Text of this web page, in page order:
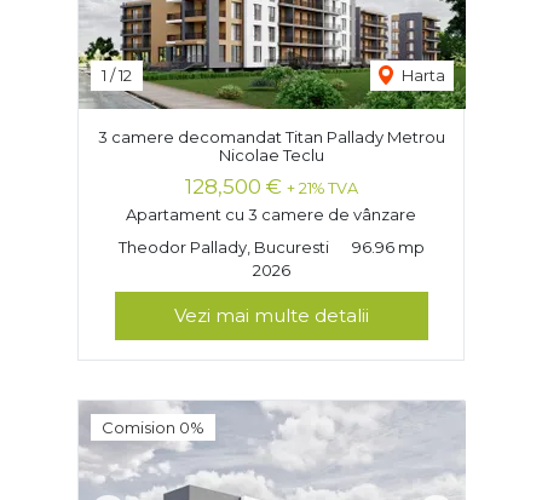
1 /12 Harta
3 camere decomandat Titan Pallady Metrou
Nicolae Teclu
128,500 € + 21% TVA
Apartament cu 3 camere de vânzare
Theodor Pallady, Bucuresti
96.96 mp
2026
Vezi mai multe detalii
Comision 0%